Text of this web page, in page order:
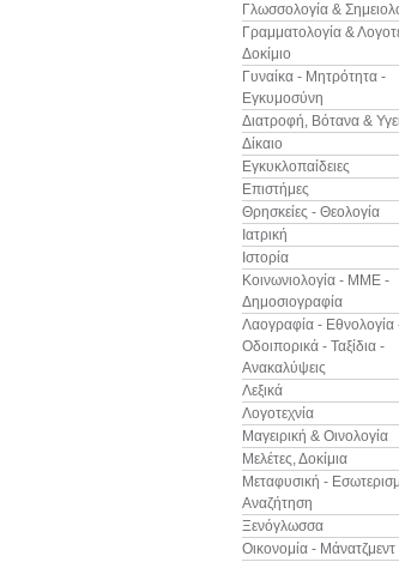
Γλωσσολογία &
Γραμματολογία &
Δοκίμιο
Γυναίκα - Μητρότητα -
Εγκυμοσύνη
Διατροφή, Βότανα &
Δίκαιο
Εγκυκλοπαίδειες
Επιστήμες
Θρησκείες - Θεολογία
Ιατρική
Ιστορία
Κοινωνιολογία - ΜΜΕ -
Δημοσιογραφία
Λαογραφία - Εθνολογία
Οδοιπορικά - Ταξίδια -
Ανακαλύψεις
Λεξικά
Λογοτεχνία
Μαγειρική & Οινολογία
Μελέτες, Δοκίμια
Μεταφυσική -
Αναζήτηση
Ξενόγλωσσα
Οικονομία - Μάνατζμεντ